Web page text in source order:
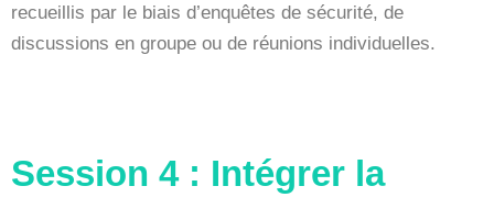
recueillis par le biais d’enquêtes de sécurité, de
discussions en groupe ou de réunions individuelles.
Session 4 : Intégrer la